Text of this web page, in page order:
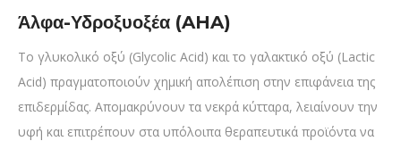
Άλφα-Υδροξυοξέα (AHA)
Το γλυκολικό οξύ (Glycolic Acid) και το γαλακτικό οξύ (Lactic
Acid) πραγματοποιούν χημική απολέπιση στην επιφάνεια της
επιδερμίδας. Απομακρύνουν τα νεκρά κύτταρα, λειαίνουν την
υφή και επιτρέπουν στα υπόλοιπα θεραπευτικά προϊόντα να